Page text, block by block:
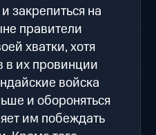
закрепиться на
правители
хватки, хотя
в их провинции
войска
и обороняться
им побеждать